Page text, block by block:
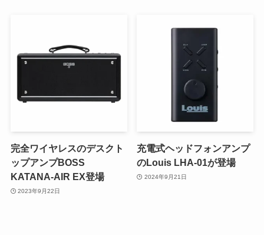
完全ワイヤレスのデスクト
ップアンプBOSS
KATANA-AIR EX登場
2023年9月22日
充電式ヘッドフォンアンプ
のLouis LHA-01が登場
2024年9月21日